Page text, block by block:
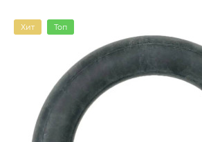
Хит Топ